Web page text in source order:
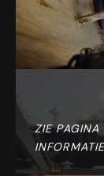
ZIE PAGINA
INFORMATIE